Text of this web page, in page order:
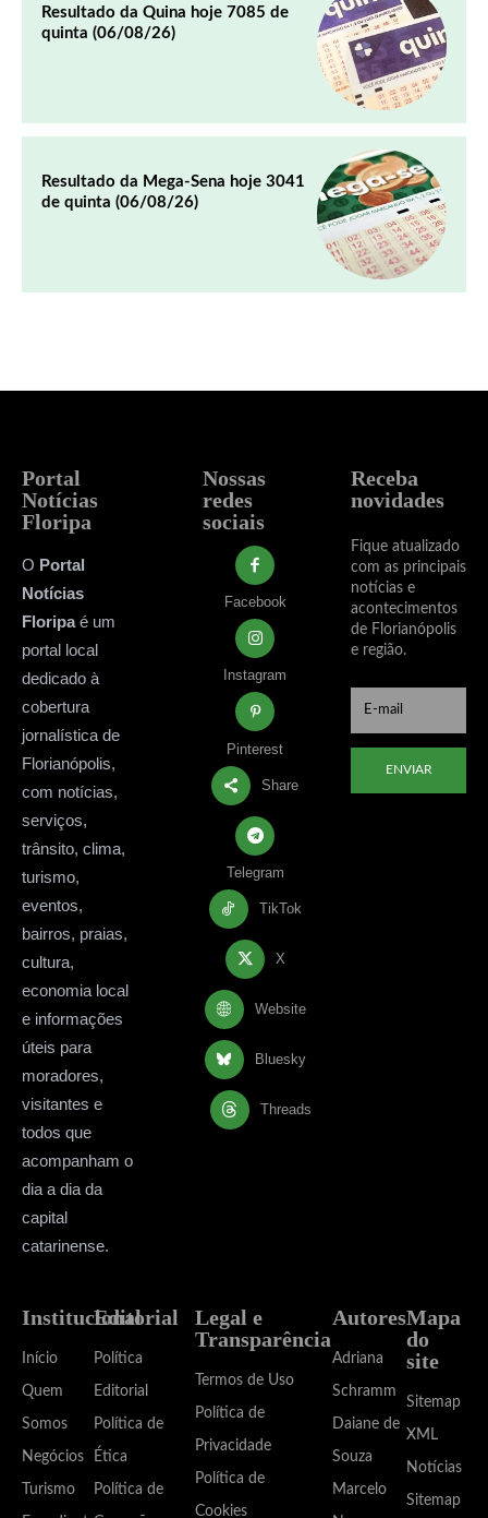
Resultado da Quina hoje 7085 de
quinta (06/08/26)
Resultado da Mega-Sena hoje 3041
de quinta (06/08/26)
Portal
Notícias
Floripa
O Portal
Notícias
Floripaé um
portal local
dedicado à
cobertura
jornalística de
Florianópolis,
com notícias,
serviços,
trânsito, clima,
turismo,
eventos,
bairros, praias,
cultura,
economia local
e informações
úteis para
moradores,
visitantes e
todos que
acompanham o
dia a dia da
capital
catarinense.
Nossas
redes
sociais
Facebook
Instagram
Pinterest
Share
Telegram
TikTok
X
Website
Bluesky
Threads
Receba
novidades
Fique atualizado
com as principais
notícias e
acontecimentos
de Florianópolis
e região.
ENVIAR
Institucional
Início
Quem
Somos
Negócios
Turismo
Editorial
Política
Editorial
Política de
Ética
Política de
Legal e
Transparência
Termos de Uso
Política de
Privacidade
Política de
Cookies
Autores
Adriana
Schramm
Daiane de
Souza
Marcelo
Mapa
do
site
Sitemap
XML
Notícias
Sitemap